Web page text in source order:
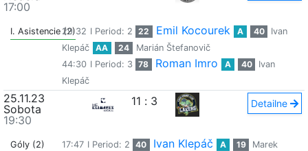
17:00
I. Asistencie (2)29:32 I Period: 2 22 Emil Kocourek A 40
Ivan
Klepáč
AA 24
Marián Štefanovič
44:30 I Period: 3 78 Roman Imro A 40
Ivan
Klepáč
25.11.23
Sobota
19:30
11 : 3 Detailne
Góly (2) 17:47 I Period: 2 40 Ivan Klepáč A 19
Marek